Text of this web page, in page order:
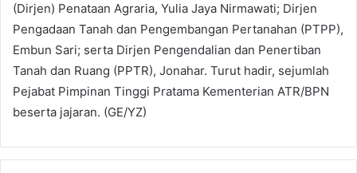
(Dirjen) Penataan Agraria, Yulia Jaya Nirmawati; Dirjen
Pengadaan Tanah dan Pengembangan Pertanahan (PTPP),
Embun Sari; serta Dirjen Pengendalian dan Penertiban
Tanah dan Ruang (PPTR), Jonahar. Turut hadir, sejumlah
Pejabat Pimpinan Tinggi Pratama Kementerian ATR/BPN
beserta jajaran. (GE/YZ)